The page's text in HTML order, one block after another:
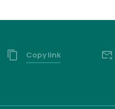
Copy link